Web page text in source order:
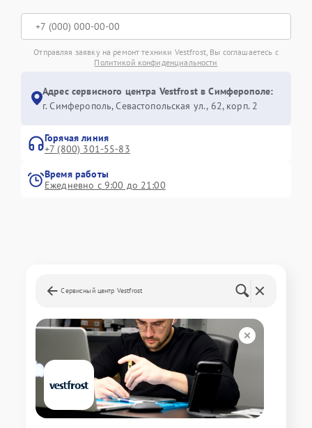
Отправляя заявку на ремонт техники Vestfrost, Вы соглашаетесь с
Политикой конфиденциальности
Адрес сервисного центра Vestfrost в Симферополе:
г. Симферополь, Севастопольская ул., 62, корп. 2
Горячая линия
+7 (800) 301-55-83
Время работы
Ежедневно с 9:00 до 21:00
Сервисный центр Vestfrost